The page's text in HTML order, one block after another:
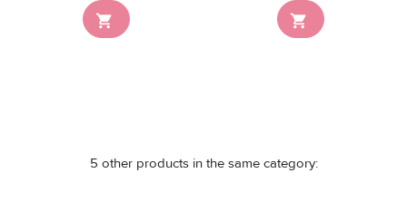
 
5 other products in the same category: